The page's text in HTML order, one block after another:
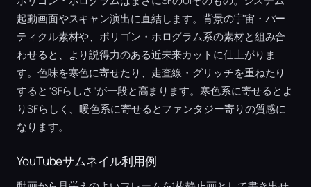
起動画面やスキャン演出に直結します。背景の宇宙・パー
ティクル素材や、ポリゴン・ホログラム系の素材と組み合
わせると、より説得力のある近未来カットに仕上がりま
す。色味を寒色に寄せたり、走査線・グリッチを重ねたり
すると“SFらしさ”が一段と高まります。寒色系に寄せるとよ
りSFらしく、暖色系に寄せるとファンタジー寄りの質感に
なります。
YouTubeサムネイル利用例